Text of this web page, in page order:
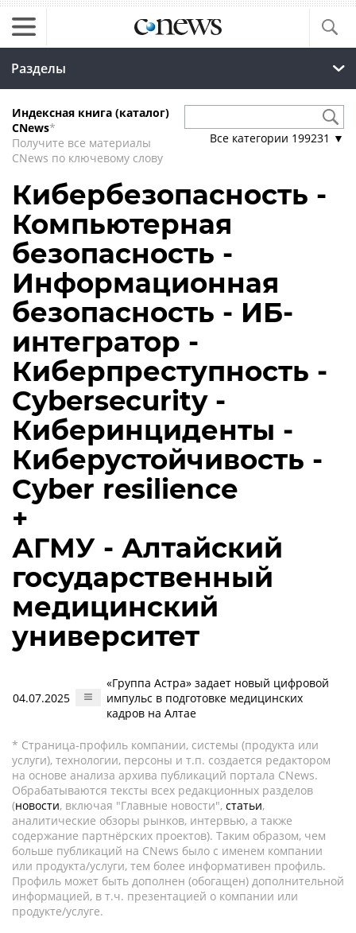
Разделы
Индексная книга (каталог)
CNews*
Получите все материалы
CNews по ключевому слову
Все категории 199231 ▼
Кибербезопасность -
Компьютерная
безопасность -
Информационная
безопасность - ИБ-
интегратор -
Киберпреступность -
Cybersecurity -
Киберинциденты -
Киберустойчивость -
Cyber resilience
+
АГМУ - Алтайский
государственный
медицинский
университет
04.07.2025
«Группа Астра» задает новый цифровой
импульс в подготовке медицинских
кадров на Алтае
* Страница-профиль компании, системы (продукта или
услуги), технологии, персоны и т.п. создается редактором
на основе анализа архива публикаций портала CNews.
Обрабатываются тексты всех редакционных разделов
(новости, включая "Главные новости", статьи,
аналитические обзоры рынков, интервью, а также
содержание партнёрских проектов). Таким образом, чем
больше публикаций на CNews было с именем компании
или продукта/услуги, тем более информативен профиль.
Профиль может быть дополнен (обогащен) дополнительной
информацией, в т.ч. презентацией о компании или
продукте/услуге.